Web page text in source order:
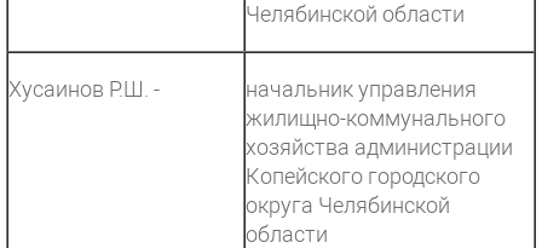
Челябинской области
Хусаинов Р.Ш. -
начальник управления
жилищно-коммунального
хозяйства администрации
Копейского городского
округа Челябинской
области